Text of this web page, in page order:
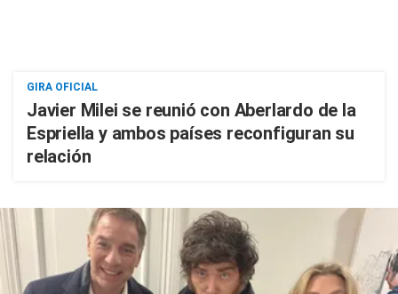
GIRA OFICIAL
Javier Milei se reunió con Aberlardo de la
Espriella y ambos países reconfiguran su
relación